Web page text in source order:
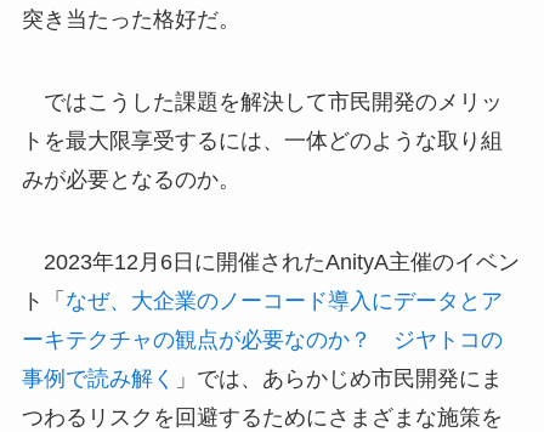
突き当たった格好だ。
ではこうした課題を解決して市民開発のメリッ
トを最大限享受するには、一体どのような取り組
みが必要となるのか。
2023年12月6日に開催されたAnityA主催のイベン
ト「 なぜ、大企業のノーコード導入にデータとア
ーキテクチャの観点が必要なのか？ ジヤトコの
事例で読み解く 」では、あらかじめ市民開発にま
つわるリスクを回避するためにさまざまな施策を